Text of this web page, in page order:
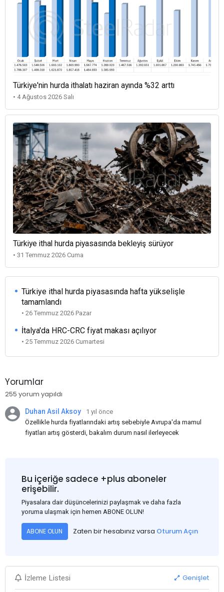
Türkiye'nin hurda ithalatı haziran ayında %32 arttı
• 4 Ağustos 2026 Salı
Türkiye ithal hurda piyasasında bekleyiş sürüyor
• 31 Temmuz 2026 Cuma
Türkiye ithal hurda piyasasında hafta yükselişle
tamamlandı
• 26 Temmuz 2026 Pazar
İtalya'da HRC-CRC fiyat makası açılıyor
• 25 Temmuz 2026 Cumartesi
Yorumlar
255 yorum yapıldı
Duhan Asil Aksoy
1 yıl önce
Özellikle hurda fiyatlarındaki artış sebebiyle Avrupa'da mamul
fiyatları artış gösterdi, bakalım durum nasıl ilerleyecek
Bu içeriğe sadece +plus aboneler
erişebilir.
Piyasalara dair düşüncelerinizi paylaşmak ve daha fazla
yoruma ulaşmak için hemen ABONE OLUN!
ABONE OLUN Zaten bir hesabınız varsa Oturum Açın
İzleme Listesi Genişlet